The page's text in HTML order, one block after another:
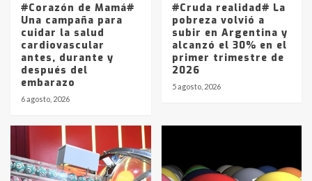
#Corazón de Mamá#
Una campaña para
cuidar la salud
cardiovascular
antes, durante y
después del
embarazo
6 agosto, 2026
#Cruda realidad# La
pobreza volvió a
subir en Argentina y
alcanzó el 30% en el
primer trimestre de
2026
5 agosto, 2026